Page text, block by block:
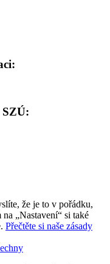
SZÚ:
že je to v pořádku,
„Nastavení“ si také
Přečtěte si naše zásady